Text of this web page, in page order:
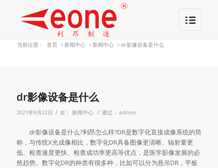
当前位置： 首页 > 新闻中心 > 新闻中心 > dr影像设备是什么
dr影像设备是什么
2021年9月22日 / 在： 新闻中心 / 通过： admin
dr影像设备是什么?利昂怎么样?DR是数字化直接成像系统的简
称，与传统X光成像相比，数字化DR具备图像更清晰、辐射量更
低、检查速度更快、检查成功率更高等优点，是医学影像发展的必
然趋势。数字化DR的种类有很多种，比如可以分为悬吊DR，平板